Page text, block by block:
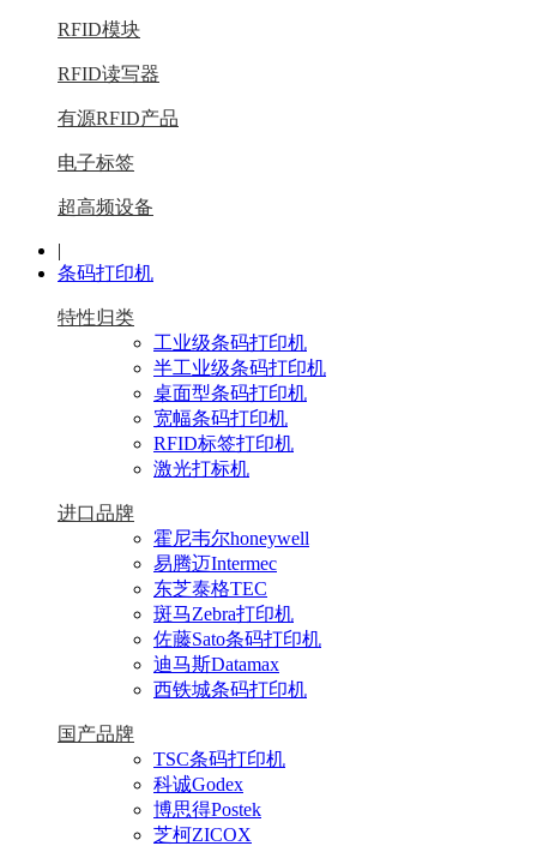
RFID模块
RFID读写器
有源RFID产品
电子标签
超高频设备
|
条码打印机
特性归类
工业级条码打印机
半工业级条码打印机
桌面型条码打印机
宽幅条码打印机
RFID标签打印机
激光打标机
进口品牌
霍尼韦尔honeywell
易腾迈Intermec
东芝泰格TEC
斑马Zebra打印机
佐藤Sato条码打印机
迪马斯Datamax
西铁城条码打印机
国产品牌
TSC条码打印机
科诚Godex
博思得Postek
芝柯ZICOX